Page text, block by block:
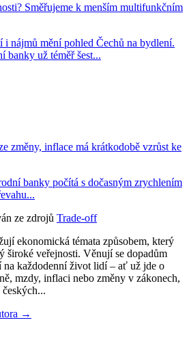
Směřujeme k menším multifunkčním
i nájmů mění pohled Čechů na bydlení.
banky už téměř šest...
změny, inflace má krátkodobě vzrůst ke
banky počítá s dočasným zrychlením
ze zdrojů Trade-off
ekonomická témata způsobem, který
široké veřejnosti. Věnují se dopadům
každodenní život lidí – ať už jde o
mzdy, inflaci nebo změny v zákonech,
→